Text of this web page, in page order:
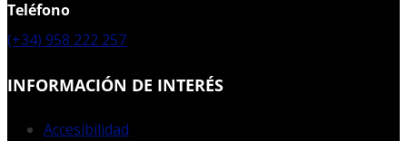
Teléfono
(+34) 958 222 257
INFORMACIÓN DE INTERÉS
Accesibilidad